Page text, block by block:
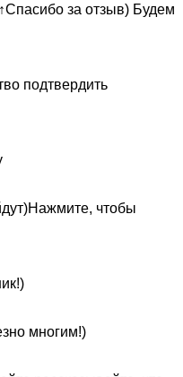
за отзыв) Будем
подтвердить
чтобы
многим!)